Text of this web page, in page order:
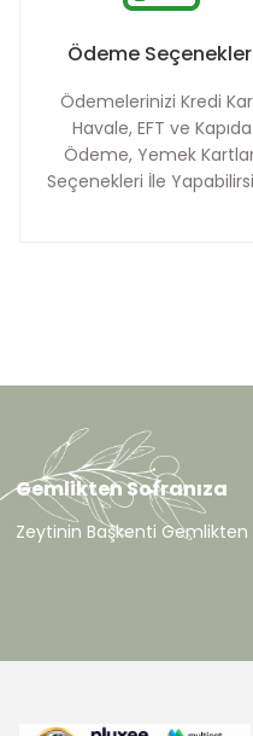
Ödeme
Ödemelerinizi Kredi
Havale, EFT ve Kapıda
Ödeme, Yemek
Seçenekleri İle
Gemlikten Sofranıza
Zeytinin Başkenti Gemlikten